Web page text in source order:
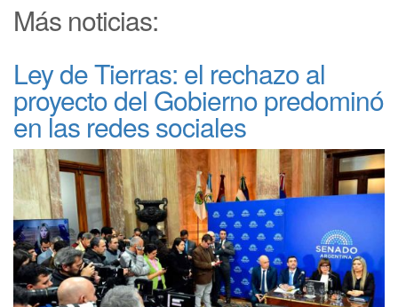
Más noticias:
Ley de Tierras: el rechazo al
proyecto del Gobierno predominó
en las redes sociales